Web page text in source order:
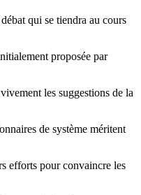
qui se tiendra au cours
proposée par
les suggestions de la
de système méritent
efforts pour convaincre les